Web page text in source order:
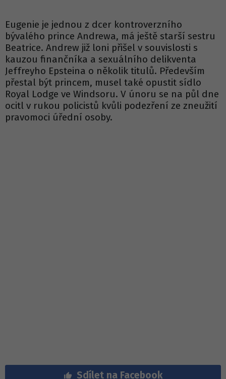
Eugenie je jednou z dcer kontroverzního
bývalého prince Andrewa, má ještě starší sestru
Beatrice. Andrew již loni přišel v souvislosti s
kauzou finančníka a sexuálního delikventa
Jeffreyho Epsteina o několik titulů. Především
přestal být princem, musel také opustit sídlo
Royal Lodge ve Windsoru. V únoru se na půl dne
ocitl v rukou policistů kvůli podezření ze zneužití
pravomoci úřední osoby.
Sdílet na Facebook